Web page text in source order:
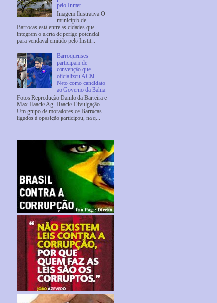
pelo Inmet
Imagem Ilustrativa O
município de
Barrocas está entre as cidades que
integram o alerta de perigo potencial
para vendaval emitido pelo Instit...
Barroquenses
participam de
convenção que
oficializou ACM
Neto como candidato
ao Governo da Bahia
Fotos Reprodução Danilo da Barreira e
Max Haack/ Ag. Haack/ Divulgação
Um grupo de moradores de Barrocas
ligados à oposição participou, na q...